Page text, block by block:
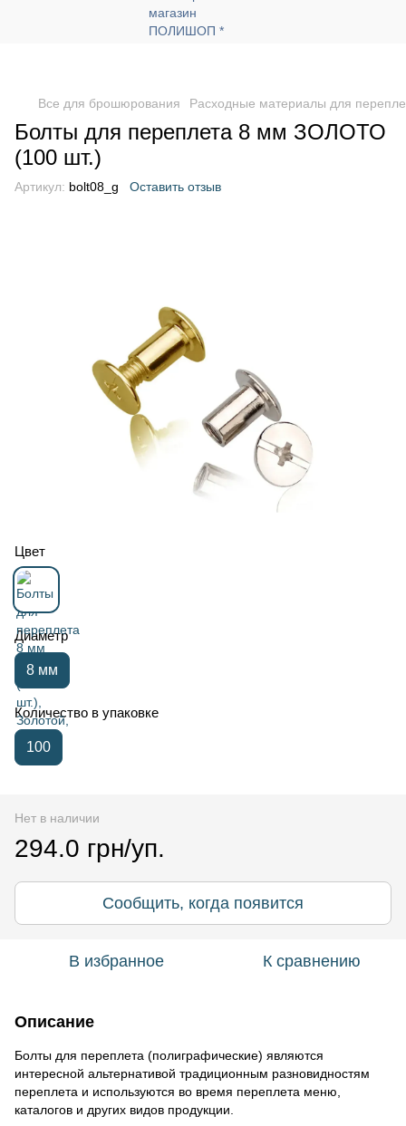
Все для брошюрования Расходные материалы для
Болты для переплета 8 мм ЗОЛОТО
(100 шт.)
Артикул: bolt08_g Оставить отзыв
Цвет
Диаметр
8 мм
Количество в упаковке
100
Нет в наличии
294.0 грн/уп.
Сообщить, когда появится
В избранное К сравнению
Описание
Болты для переплета (полиграфические) являются
интересной альтернативой традиционным разновидностям
переплета и используются во время переплета меню,
каталогов и других видов продукции.